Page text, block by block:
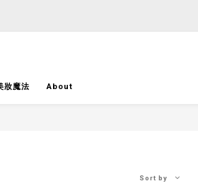
」推送。
妝魔法 About
Sort by